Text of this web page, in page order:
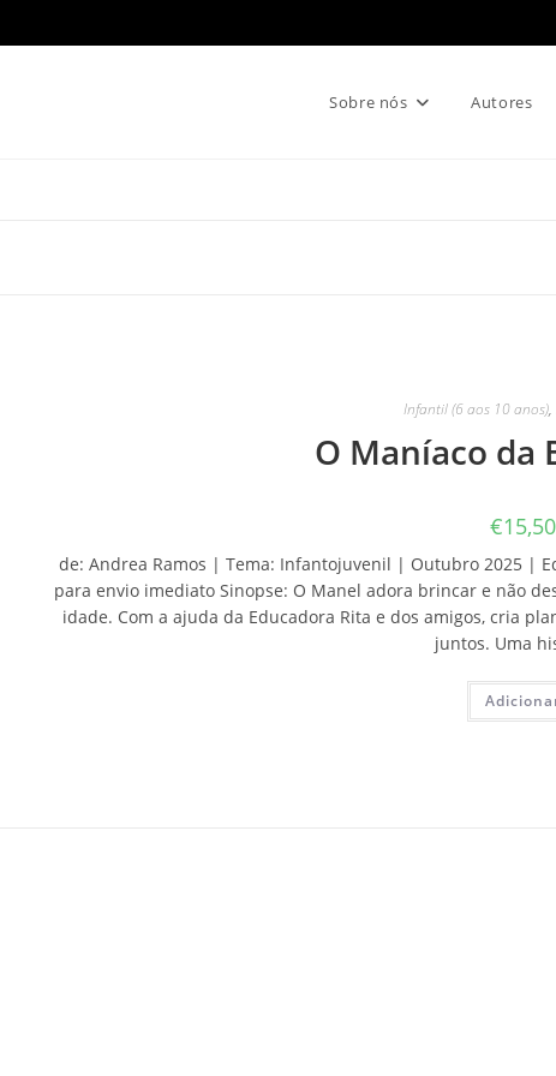
Sobre nós Autores
Infantil (6 aos 10 anos),
O Maníaco da
€15,50
de: Andrea Ramos | Tema: Infantojuvenil | Outubro 2025 |
para envio imediato Sinopse: O Manel adora brincar e não
idade. Com a ajuda da Educadora Rita e dos amigos, cria
juntos. Uma